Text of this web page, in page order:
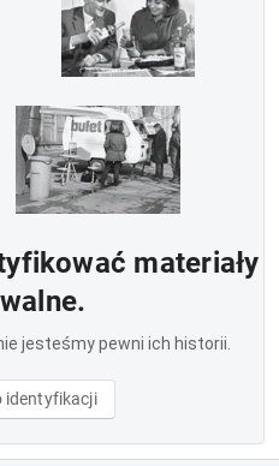
materiały
jesteśmy pewni ich historii.
identyfikacji